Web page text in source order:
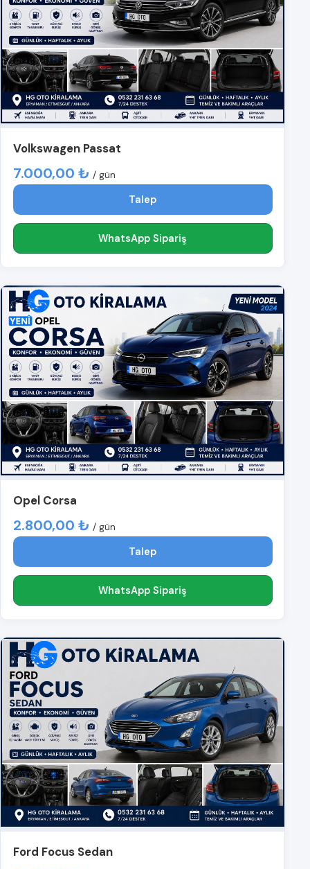
Volkswagen Passat
7.000,00 ₺ / gün
Talep
WhatsApp Sipariş
Opel Corsa
2.800,00 ₺ / gün
Talep
WhatsApp Sipariş
Ford Focus Sedan